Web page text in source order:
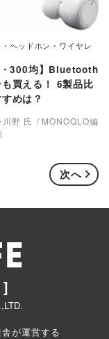
ヘッドホン・ワイヤレ
・300均】Bluetooth
買える！ 6製品比
めは？
川野 氏
MONOQLO編
次へ
が運営する